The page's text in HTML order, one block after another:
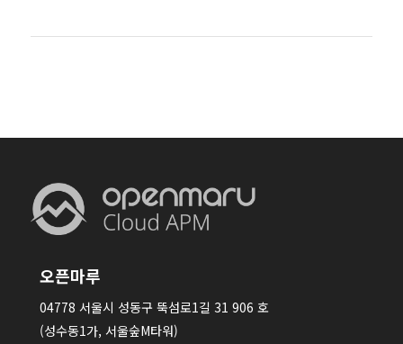
오픈마루
04778 서울시 성동구 뚝섬로1길 31 906 호
(성수동1가, 서울숲M타워)